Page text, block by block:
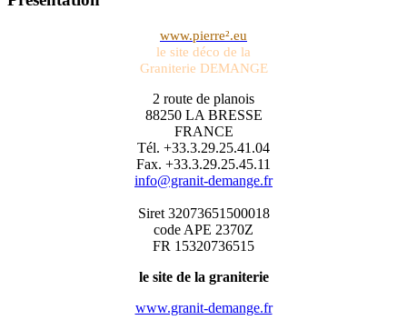
www.pierre².eu
le site déco de la
Graniterie DEMANGE
2 route de planois
88250 LA BRESSE
FRANCE
Tél. +33.3.29.25.41.04
Fax. +33.3.29.25.45.11
info@granit-demange.fr
Siret 32073651500018
code APE 2370Z
FR 15320736515
le site de la graniterie
www.granit-demange.fr